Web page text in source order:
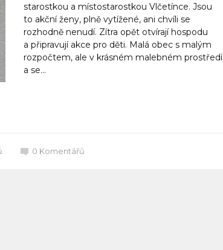
starostkou a místostarostkou Vlčetínce. Jsou
to akční ženy, plně vytížené, ani chvíli se
rozhodně nenudí. Zítra opět otvírají hospodu
a připravují akce pro děti. Malá obec s malým
rozpočtem, ale v krásném malebném prostředí
a se...
0 Komentářů